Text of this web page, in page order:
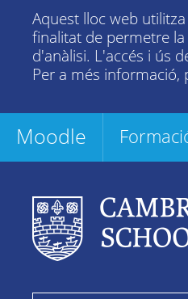
Aquest lloc web
finalitat de permetre
d'anàlisi. L'accés i ús
Per a més informació,
Moodle